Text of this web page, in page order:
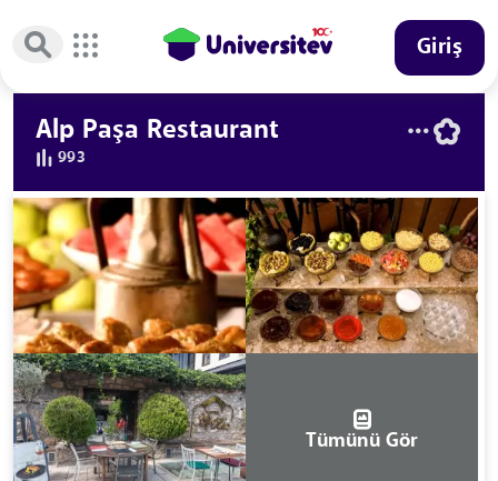
Giriş
Alp Paşa Restaurant
993
Tümünü Gör